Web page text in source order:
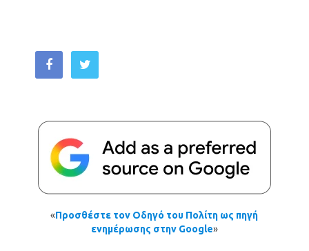
«Προσθέστε τον Οδηγό του Πολίτη ως πηγή
ενημέρωσης στην Google»